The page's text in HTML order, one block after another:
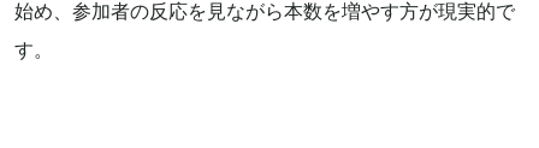
始め、参加者の反応を見ながら本数を増やす方が現実的で
す。